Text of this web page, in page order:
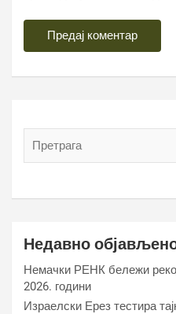
Недавно
Немачки РЕНК бележи
2026. години
Израелски Ерез тестира